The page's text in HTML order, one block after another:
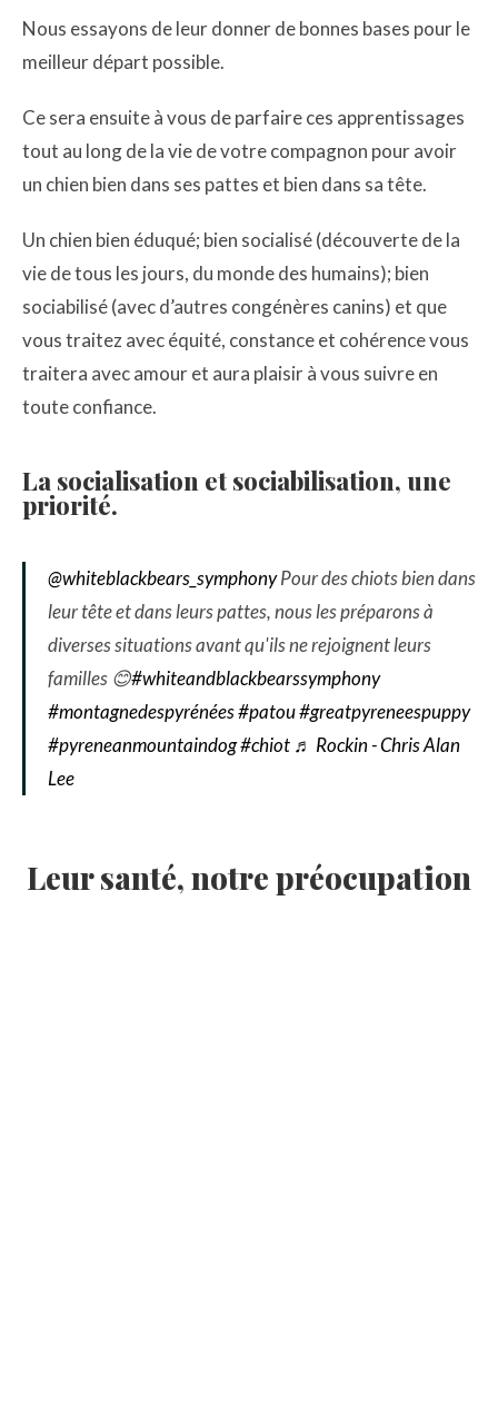
Nous essayons de leur donner de bonnes bases pour le
meilleur départ possible.
Ce sera ensuite à vous de parfaire ces apprentissages
tout au long de la vie de votre compagnon pour avoir
un chien bien dans ses pattes et bien dans sa tête.
Un chien bien éduqué; bien socialisé (découverte de la
vie de tous les jours, du monde des humains); bien
sociabilisé (avec d’autres congénères canins) et que
vous traitez avec équité, constance et cohérence vous
traitera avec amour et aura plaisir à vous suivre en
toute confiance.
La socialisation et sociabilisation, une
priorité.
@whiteblackbears_symphonyPour des chiots bien dans
leur tête et dans leurs pattes, nous les préparons à
diverses situations avant qu'ils ne rejoignent leurs
familles 😊#whiteandblackbearssymphony
#montagnedespyrénées#patou#greatpyreneespuppy
#pyreneanmountaindog#chiot ♬ Rockin - Chris Alan
Lee
Leur santé, notre préocupation